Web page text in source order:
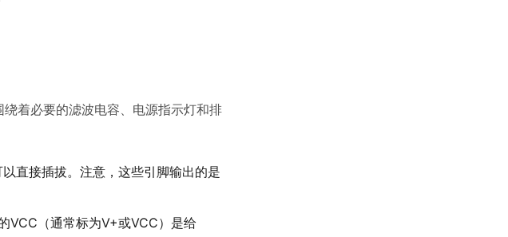
着必要的滤波电容、电源指示灯和排
直接插拔。注意，这些引脚输出的是
VCC（通常标为V+或VCC）是给